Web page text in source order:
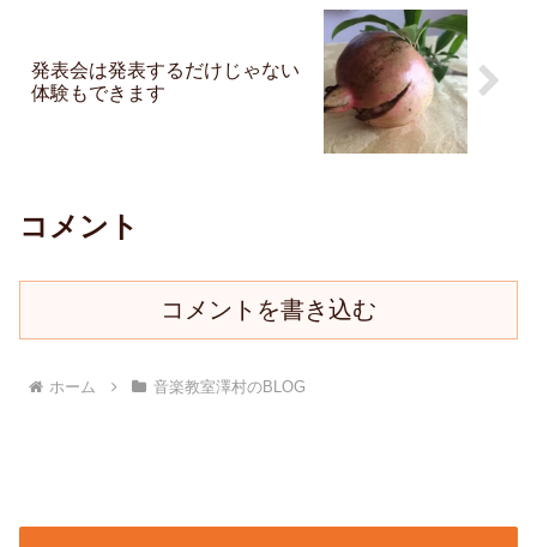
発表会は発表するだけじゃない
体験もできます
コメント
コメントを書き込む
ホーム 音楽教室澤村のBLOG